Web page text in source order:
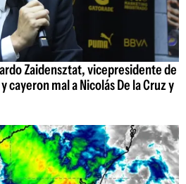
Zaidensztat, vicepresidente de
cayeron mal a Nicolás De la Cruz y